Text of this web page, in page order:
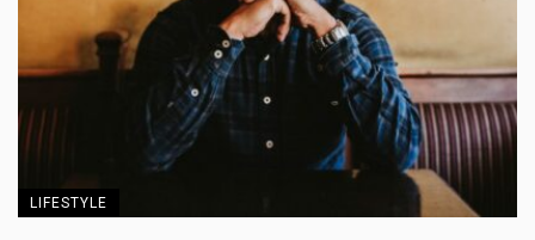
LIFESTYLE